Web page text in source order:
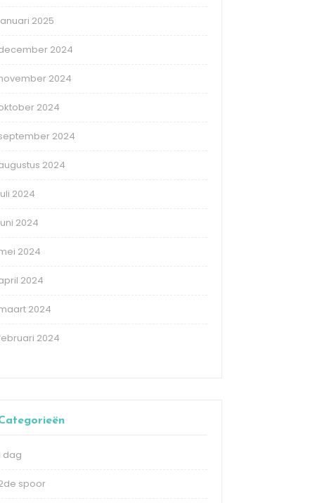
2025
2024
2024
2024
2024
2024
2024
2024
2024
2024
2024
2024
dag
spoor